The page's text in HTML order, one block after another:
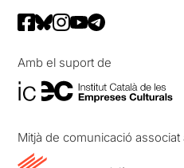
Amb el suport de
Mitjà de comunicació associat